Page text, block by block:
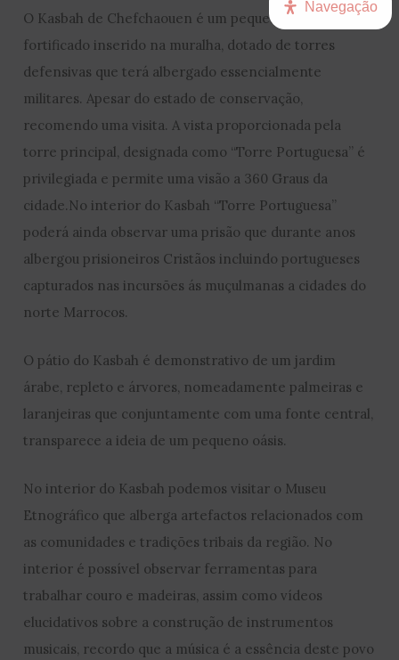
O Kasbah de Chefchaouen é um pequeno complexo
fortificado inserido na muralha, dotado de torres
defensivas que terá albergado essencialmente
militares. Apesar do estado de conservação,
recomendo uma visita. A vista proporcionada pela
torre principal, designada como “Torre Portuguesa” é
privilegiada e permite uma visão a 360 Graus da
cidade.No interior do Kasbah “Torre Portuguesa”
poderá ainda observar uma prisão que durante anos
albergou prisioneiros Cristãos incluindo portugueses
capturados nas incursões ás muçulmanas a cidades do
norte Marrocos.
O pátio do Kasbah é demonstrativo de um jardim
árabe, repleto e árvores, nomeadamente palmeiras e
laranjeiras que conjuntamente com uma fonte central,
transparece a ideia de um pequeno oásis.
No interior do Kasbah podemos visitar o Museu
Etnográfico que alberga artefactos relacionados com
as comunidades e tradições tribais da região. No
interior é possível observar ferramentas para
trabalhar couro e madeiras, assim como vídeos
elucidativos sobre a construção de instrumentos
musicais, recordo que a música é a essência deste povo
Navegação